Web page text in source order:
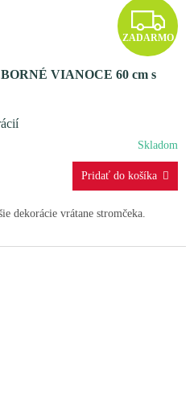
Z
A
R
M
ZADARMO
VIANOCE 60 cm s
Skladom
dekorácie vrátane stromčeka.